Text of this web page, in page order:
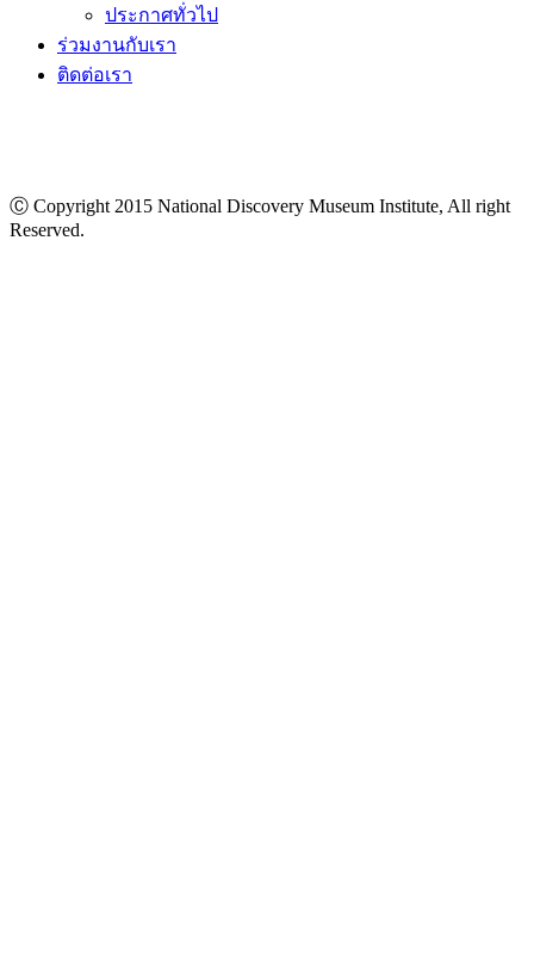
ประกาศทั่วไป
ร่วมงานกับเรา
ติดต่อเรา
Ⓒ Copyright 2015 National Discovery Museum Institute, All right
Reserved.